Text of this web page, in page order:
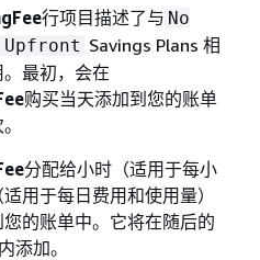
行项目描述了与 No
Savings Plans 相
最初，会在
购买当天添加到您的账单
分配给小时（适用于每小
用于每日费用和使用量）
的账单中。它将在随后的
添加。